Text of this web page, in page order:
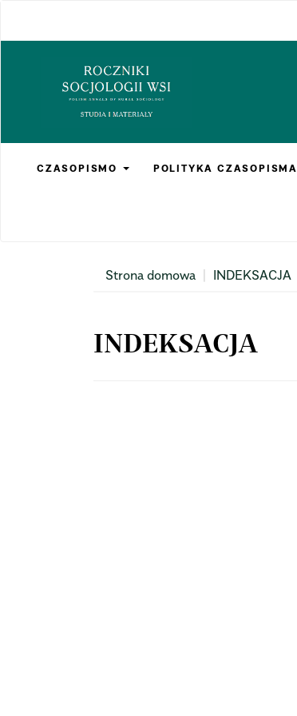
Sidebar
CZASOPISMO POLITYKA CZASOPISMA
Strona domowa INDEKSACJA
INDEKSACJA